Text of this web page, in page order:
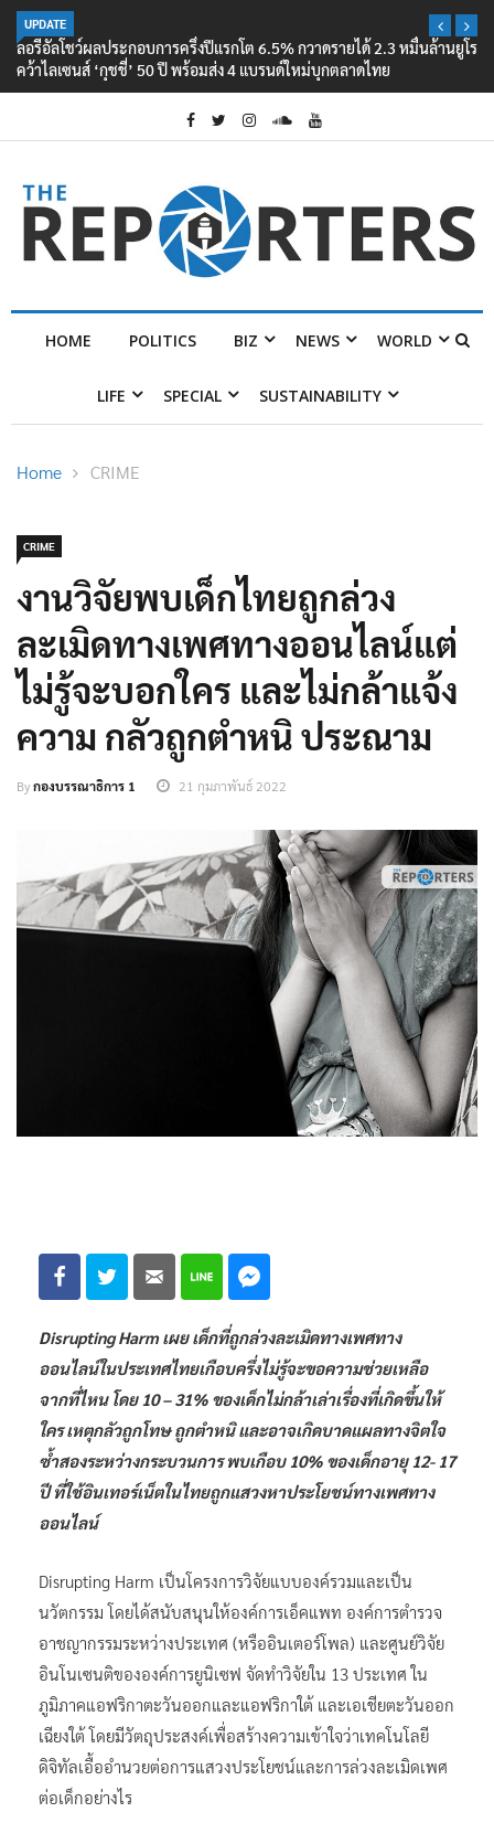
UPDATE
ลอรีอัลโชว์ผลประกอบการครึ่งปีแรกโต 6.5% กวาดรายได้ 2.3 หมื่นล้านยูโร
คว้าไลเซนส์ ‘กุชชี่’ 50 ปี พร้อมส่ง 4 แบรนด์ใหม่บุกตลาดไทย
HOME POLITICS BIZ NEWS WORLD
LIFE SPECIAL SUSTAINABILITY
Home CRIME
CRIME
งานวิจัยพบเด็กไทยถูกล่วง
ละเมิดทางเพศทางออนไลน์แต่
ไม่รู้จะบอกใคร และไม่กล้าแจ้ง
ความ กลัวถูกตำหนิ ประณาม
Byกองบรรณาธิการ 1 21 กุมภาพันธ์ 2022
Disrupting Harm เผย เด็กที่ถูกล่วงละเมิดทางเพศทาง
ออนไลน์ในประเทศไทยเกือบครึ่งไม่รู้จะขอความช่วยเหลือ
จากที่ไหน โดย 10 – 31% ของเด็กไม่กล้าเล่าเรื่องที่เกิดขึ้นให้
ใคร เหตุกลัวถูกโทษ ถูกตำหนิ และอาจเกิดบาดแผลทางจิตใจ
ซ้ำสองระหว่างกระบวนการ พบเกือบ 10% ของเด็กอายุ 12- 17
ปี ที่ใช้อินเทอร์เน็ตในไทยถูกแสวงหาประโยชน์ทางเพศทาง
ออนไลน์
Disrupting Harm เป็นโครงการวิจัยแบบองค์รวมและเป็น
นวัตกรรม โดยได้สนับสนุนให้องค์การเอ็คแพท องค์การตำรวจ
อาชญากรรมระหว่างประเทศ (หรืออินเตอร์โพล) และศูนย์วิจัย
อินโนเซนติขององค์การยูนิเซฟ จัดทำวิจัยใน 13 ประเทศ ใน
ภูมิภาคแอฟริกาตะวันออกและแอฟริกาใต้ และเอเชียตะวันออก
เฉียงใต้ โดยมีวัตถุประสงค์เพื่อสร้างความเข้าใจว่าเทคโนโลยี
ดิจิทัลเอื้ออำนวยต่อการแสวงประโยชน์และการล่วงละเมิดเพศ
ต่อเด็กอย่างไร